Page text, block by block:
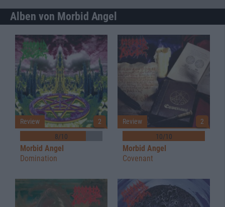
Alben von Morbid Angel
8/10
Review
Morbid Angel
2
Domination
10/10
Review
Morbid Angel
2
Covenant